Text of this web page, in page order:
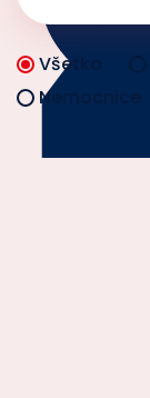
Všetko
Nemocnice